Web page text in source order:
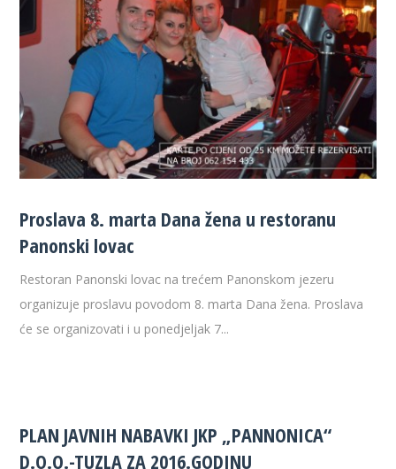
Proslava 8. marta Dana žena u restoranu
Panonski lovac
Restoran Panonski lovac na trećem Panonskom jezeru
organizuje proslavu povodom 8. marta Dana žena. Proslava
će se organizovati i u ponedjeljak 7...
PLAN JAVNIH NABAVKI JKP „PANNONICA“
D.O.O.-TUZLA ZA 2016.GODINU